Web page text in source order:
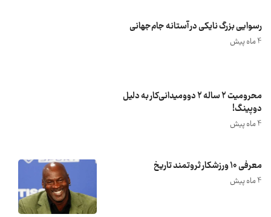
رسوایی بزرگ نایکی در آستانه جام‌جهانی
4 ماه پیش
محرومیت ۲ ساله ۲ دوومیدانی‌کار به دلیل
دوپینگ!
4 ماه پیش
معرفی 10 ورزشکار ثروتمند تاریخ
4 ماه پیش